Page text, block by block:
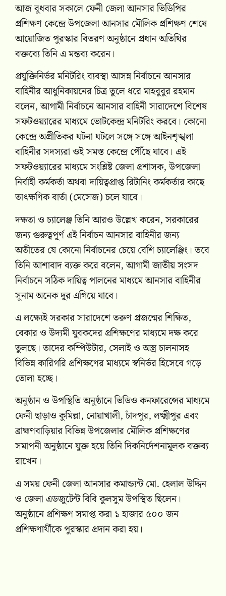
আজ বুধবার সকালে ফেনী জেলা আনসার ভিডিপির
প্রশিক্ষণ কেন্দ্রে উপজেলা আনসার মৌলিক প্রশিক্ষণ শেষে
আয়োজিত পুরস্কার বিতরণ অনুষ্ঠানে প্রধান অতিথির
বক্তব্যে তিনি এ মন্তব্য করেন।
প্রযুক্তিনির্ভর মনিটরিং ব্যবস্থা আসন্ন নির্বাচনে আনসার
বাহিনীর আধুনিকায়নের চিত্র তুলে ধরে মাহবুবুর রহমান
বলেন, আগামী নির্বাচনে আনসার বাহিনী সারাদেশে বিশেষ
সফটওয়্যারের মাধ্যমে ভোটকেন্দ্র মনিটরিং করবে। কোনো
কেন্দ্রে অপ্রীতিকর ঘটনা ঘটলে সঙ্গে সঙ্গে আইনশৃঙ্খলা
বাহিনীর সদস্যরা ওই সমস্ত কেন্দ্রে পৌঁছে যাবে। এই
সফটওয়্যারের মাধ্যমে সংশ্লিষ্ট জেলা প্রশাসক, উপজেলা
নির্বাহী কর্মকর্তা অথবা দায়িত্বপ্রাপ্ত রিটানিং কর্মকর্তার কাছে
তাৎক্ষণিক বার্তা (মেসেজ) চলে যাবে।
দক্ষতা ও চ্যালেঞ্জ তিনি আরও উল্লেখ করেন, সরকারের
জন্য গুরুত্বপূর্ণ এই নির্বাচন আনসার বাহিনীর জন্য
অতীতের যে কোনো নির্বাচনের চেয়ে বেশি চ্যালেঞ্জিং। তবে
তিনি আশাবাদ ব্যক্ত করে বলেন, আগামী জাতীয় সংসদ
নির্বাচনে সঠিক দায়িত্ব পালনের মাধ্যমে আনসার বাহিনীর
সুনাম অনেক দূর এগিয়ে যাবে।
এ লক্ষ্যেই সরকার সারাদেশে তরুণ প্রজন্মের শিক্ষিত,
বেকার ও উদ্যমী যুবকদের প্রশিক্ষণের মাধ্যমে দক্ষ করে
তুলছে। তাদের কম্পিউটার, সেলাই ও অস্ত্র চালনাসহ
বিভিন্ন কারিগরি প্রশিক্ষণের মাধ্যমে স্বনির্ভর হিসেবে গড়ে
তোলা হচ্ছে।
অনুষ্ঠান ও উপস্থিতি অনুষ্ঠানে ভিডিও কনফারেন্সের মাধ্যমে
ফেনী ছাড়াও কুমিল্লা, নোয়াখালী, চাঁদপুর, লক্ষ্মীপুর এবং
ব্রাহ্মণবাড়িয়ার বিভিন্ন উপজেলার মৌলিক প্রশিক্ষণের
সমাপনী অনুষ্ঠানে যুক্ত হয়ে তিনি দিকনির্দেশনামূলক বক্তব্য
রাখেন।
এ সময় ফেনী জেলা আনসার কমান্ড্যন্ট মো. হেলাল উদ্দিন
ও জেলা এডজুটেন্ট বিবি কুলসুম উপস্থিত ছিলেন।
অনুষ্ঠানে প্রশিক্ষণ সমাপ্ত করা ১ হাজার ৫০০ জন
প্রশিক্ষণার্থীকে পুরস্কার প্রদান করা হয়।